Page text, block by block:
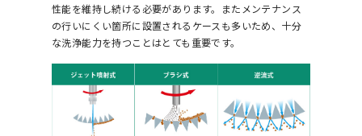
性能を維持し続ける必要があります。またメンテナンス
の行いにくい箇所に設置されるケースも多いため、十分
な洗浄能力を持つことはとても重要です。